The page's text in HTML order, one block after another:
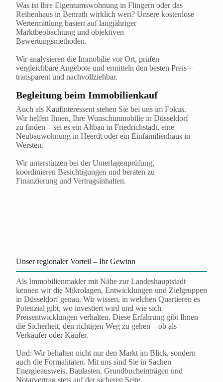
Was ist Ihre Eigentumswohnung in Flingern oder das
Reihenhaus in Benrath wirklich wert? Unsere kostenlose
Wertermittlung basiert auf langjähriger
Marktbeobachtung und objektiven
Bewertungsmethoden.
Wir analysieren die Immobilie vor Ort, prüfen
vergleichbare Angebote und ermitteln den besten Preis –
transparent und nachvollziehbar.
Begleitung beim Immobilienkauf
Auch als Kaufinteressent stehen Sie bei uns im Fokus.
Wir helfen Ihnen, Ihre Wunschimmobilie in Düsseldorf
zu finden – sei es ein Altbau in Friedrichstadt, eine
Neubauwohnung in Heerdt oder ein Einfamilienhaus in
Wersten.
Wir unterstützen bei der Unterlagenprüfung,
koordinieren Besichtigungen und beraten zu
Finanzierung und Vertragsinhalten.
Unser regionaler Vorteil – Ihr Gewinn
Als Immobilienmakler mit Nähe zur Landeshauptstadt
kennen wir die Mikrolagen, Entwicklungen und Zielgruppen
in Düsseldorf genau. Wir wissen, in welchen Quartieren es
Potenzial gibt, wo investiert wird und wie sich
Preisentwicklungen verhalten. Diese Erfahrung gibt Ihnen
die Sicherheit, den richtigen Weg zu gehen – ob als
Verkäufer oder Käufer.
Und: Wir behalten nicht nur den Markt im Blick, sondern
auch die Formalitäten. Mit uns sind Sie in Sachen
Energieausweis, Baulasten, Grundbucheinträgen und
Notarvertrag stets auf der sicheren Seite.